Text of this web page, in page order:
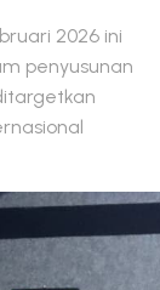
2026 ini
penyusunan